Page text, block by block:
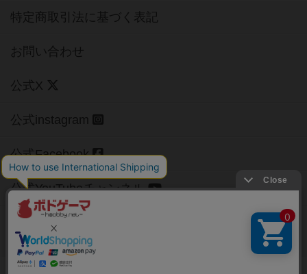
特定商取引法に基づく表記
お問い合わせ
公式X
公式instagram
公式Facebook
公式YouTubeチャンネル